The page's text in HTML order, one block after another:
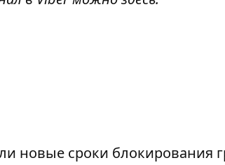
новые сроки блокирования